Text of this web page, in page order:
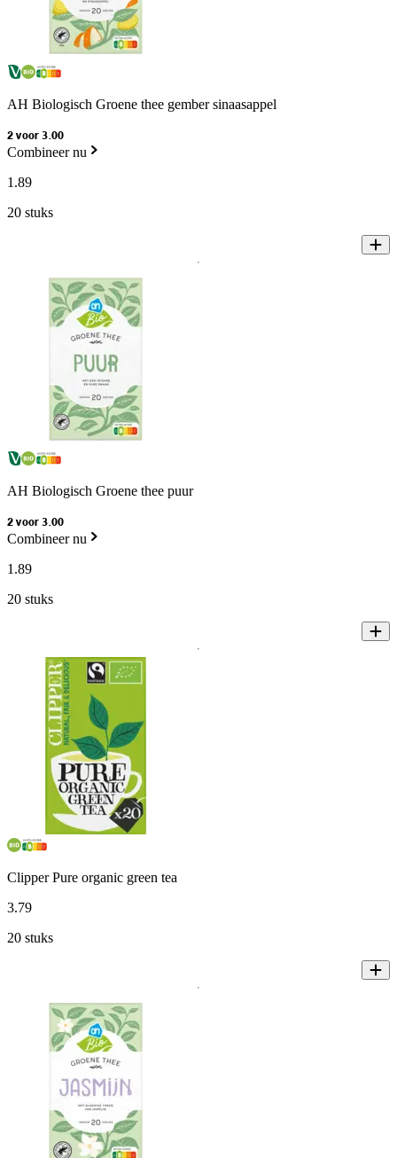
AH Biologisch Groene thee gember sinaasappel
2 voor 3.00
Combineer nu
1 .89
20 stuks
AH Biologisch Groene thee puur
2 voor 3.00
Combineer nu
1 .89
20 stuks
Clipper Pure organic green tea
3.79
20 stuks